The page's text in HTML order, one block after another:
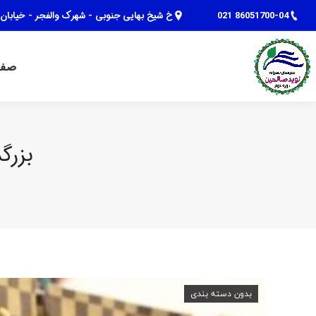
86051700-04 021 خ شیخ بهایی جنوبی - شهرک والفجر -
بدون دسته بندی
صفحه نخست گالری تصاویر